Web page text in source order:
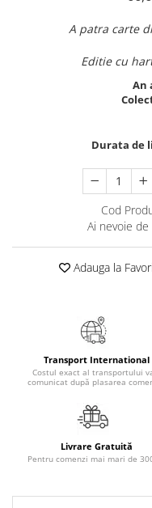
Lecturi Scolare
Lumea Copilariei
Ma pregatesc pentru
Clasa a VII-a
Clasa a VIII-a
Limbi Straine
Povesti ilustrate
Realitatea Augmentata
Religie pentru copii
TP ROLL
A patra carte
Editie cu
An
Durata de
Cod
Ai nevoie de
Adauga la
Transport International
Costul exact al transportului
comunicat după plasarea
Livrare Gratuită
Pentru comenzi mai mari de